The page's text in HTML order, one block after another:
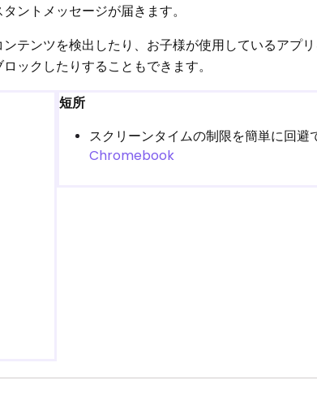
ントメッセージが届きます。
テンツを検出したり、お子様が使用しているアプ
ックしたりすることもできます。
短所
スクリーンタイムの制限を簡単に回避
Chromebook